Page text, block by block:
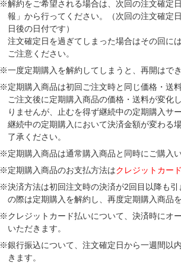
※解約をご希望される場合は、次回の注文確定
報」から行ってください。（次回の注文確定
日後の日付です）
注文確定日を過ぎてしまった場合はその回に
ご注意ください。
※一度定期購入を解約してしまうと、再開はで
※定期購入商品は初回ご注文時と同じ価格・送
ご注文後に定期購入商品の価格・送料が変化
りませんが、止むを得ず継続中の定期購入サ
継続中の定期購入において決済金額が変わる
了承ください。
※定期購入商品は通常購入商品と同時にご購入い
※定期購入商品のお支払方法はクレジットカー
※決済方法は初回注文時の決済が2回目以降も
の際は定期購入を解約し、再度定期購入商品
※クレジットカード払いについて、決済時にオ
いただきます。
※銀行振込について、注文確定日から一週間以
きます。